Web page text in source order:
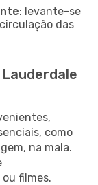
: levante-se
das
como
na mala.
filmes.